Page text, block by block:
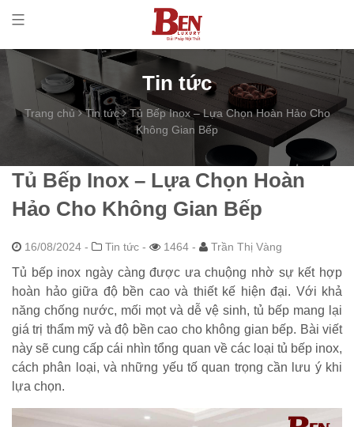
Tin tức
Trang chủ Tin tức
Tủ Bếp Inox – Lựa Chọn Hoàn Hảo Cho
Không Gian Bếp
Tủ Bếp Inox – Lựa Chọn Hoàn
Hảo Cho Không Gian Bếp
16/08/2024 - Tin tức - 1464 - Trần Thị Vàng
Tủ bếp inox ngày càng được ưa chuộng nhờ sự kết hợp
hoàn hảo giữa độ bền cao và thiết kế hiện đại. Với khả
năng chống nước, mối mọt và dễ vệ sinh, tủ bếp mang lại
giá trị thẩm mỹ và độ bền cao cho không gian bếp. Bài viết
này sẽ cung cấp cái nhìn tổng quan về các loại tủ bếp inox,
cách phân loại, và những yếu tố quan trọng cần lưu ý khi
lựa chọn.